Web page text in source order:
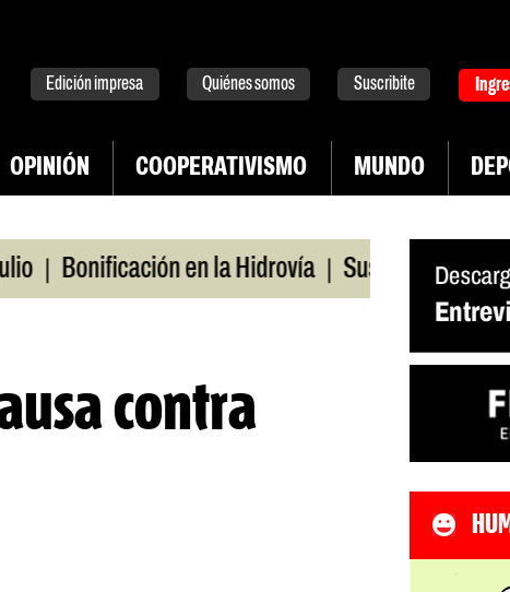
Edición impresa Quiénes somos Suscribite
OPINIÓN COOPERATIVISMO MUNDO
| Bonificación en la Hidrovía | Suspenden
contra